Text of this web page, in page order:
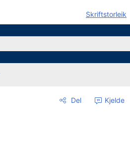
Skriftstorleik
Del Kjelde